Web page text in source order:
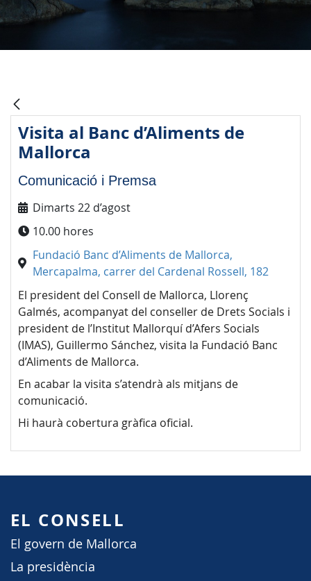
Visita al Banc d’Aliments de
Mallorca
Comunicació i Premsa
Dimarts 22 d’agost
10.00 hores
Fundació Banc d’Aliments de Mallorca,
Mercapalma, carrer del Cardenal Rossell, 182
El president del Consell de Mallorca, Llorenç
Galmés, acompanyat del conseller de Drets Socials i
president de l’Institut Mallorquí d’Afers Socials
(IMAS), Guillermo Sánchez, visita la Fundació Banc
d’Aliments de Mallorca.
En acabar la visita s’atendrà als mitjans de
comunicació.
Hi haurà cobertura gràfica oficial.
EL CONSELL
El govern de Mallorca
La presidència